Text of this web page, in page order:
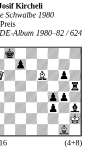
Kircheli
Schwalbe 1980
Album 1980–82 / 624
(4+8)